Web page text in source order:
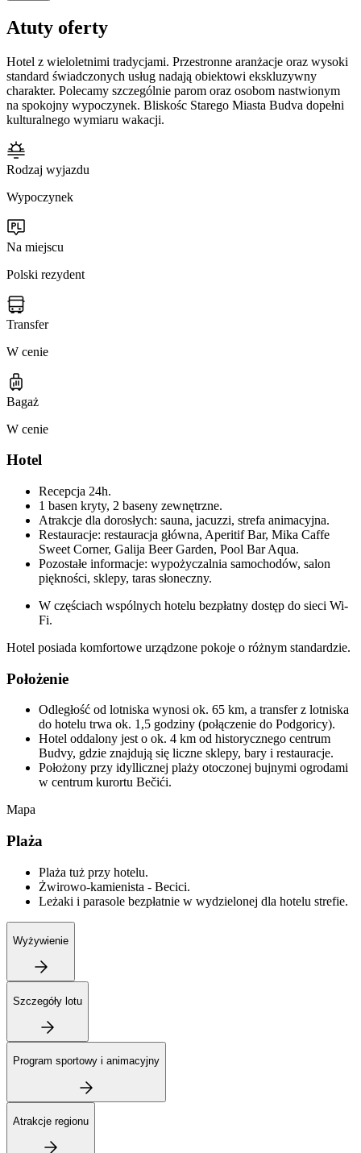
Atuty oferty
Hotel z wieloletnimi tradycjami. Przestronne aranżacje oraz wysoki
standard świadczonych usług nadają obiektowi ekskluzywny
charakter. Polecamy szczególnie parom oraz osobom nastwionym
na spokojny wypoczynek. Bliskośc Starego Miasta Budva dopełni
kulturalnego wymiaru wakacji.
Rodzaj wyjazdu
Wypoczynek
Na miejscu
Polski rezydent
Transfer
W cenie
Bagaż
W cenie
Hotel
Recepcja 24h.
1 basen kryty, 2 baseny zewnętrzne.
Atrakcje dla dorosłych: sauna, jacuzzi, strefa animacyjna.
Restauracje: restauracja główna, Aperitif Bar, Mika Caffe
Sweet Corner, Galija Beer Garden, Pool Bar Aqua.
Pozostałe informacje: wypożyczalnia samochodów, salon
piękności, sklepy, taras słoneczny.
W częściach wspólnych hotelu bezpłatny dostęp do sieci Wi-
Fi.
Hotel posiada komfortowe urządzone pokoje o różnym standardzie.
Położenie
Odległość od lotniska wynosi ok. 65 km, a transfer z lotniska
do hotelu trwa ok. 1,5 godziny (połączenie do Podgoricy).
Hotel oddalony jest o ok. 4 km od historycznego centrum
Budvy, gdzie znajdują się liczne sklepy, bary i restauracje.
Położony przy idyllicznej plaży otoczonej bujnymi ogrodami
w centrum kurortu Bečići.
Mapa
Plaża
Plaża tuż przy hotelu.
Żwirowo-kamienista - Becici.
Leżaki i parasole bezpłatnie w wydzielonej dla hotelu strefie.
Wyżywienie
Szczegóły lotu
Program sportowy i animacyjny
Atrakcje regionu